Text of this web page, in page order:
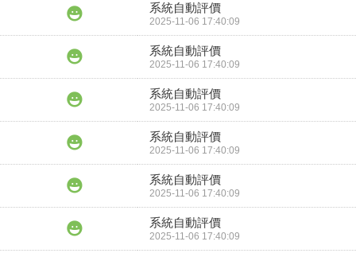
系統自動評價
2025-11-06 17:40:09
系統自動評價
2025-11-06 17:40:09
系統自動評價
2025-11-06 17:40:09
系統自動評價
2025-11-06 17:40:09
系統自動評價
2025-11-06 17:40:09
系統自動評價
2025-11-06 17:40:09